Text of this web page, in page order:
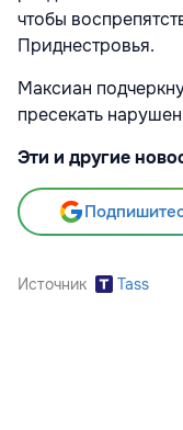
чтобы
Приднестровья.
Максиан
пресекать
Эти и другие
Источник Tass